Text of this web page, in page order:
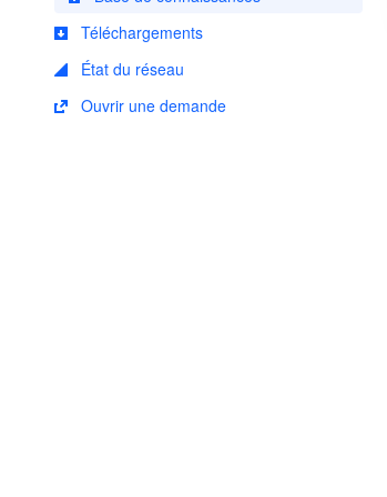
Téléchargements
État du réseau
Ouvrir une demande